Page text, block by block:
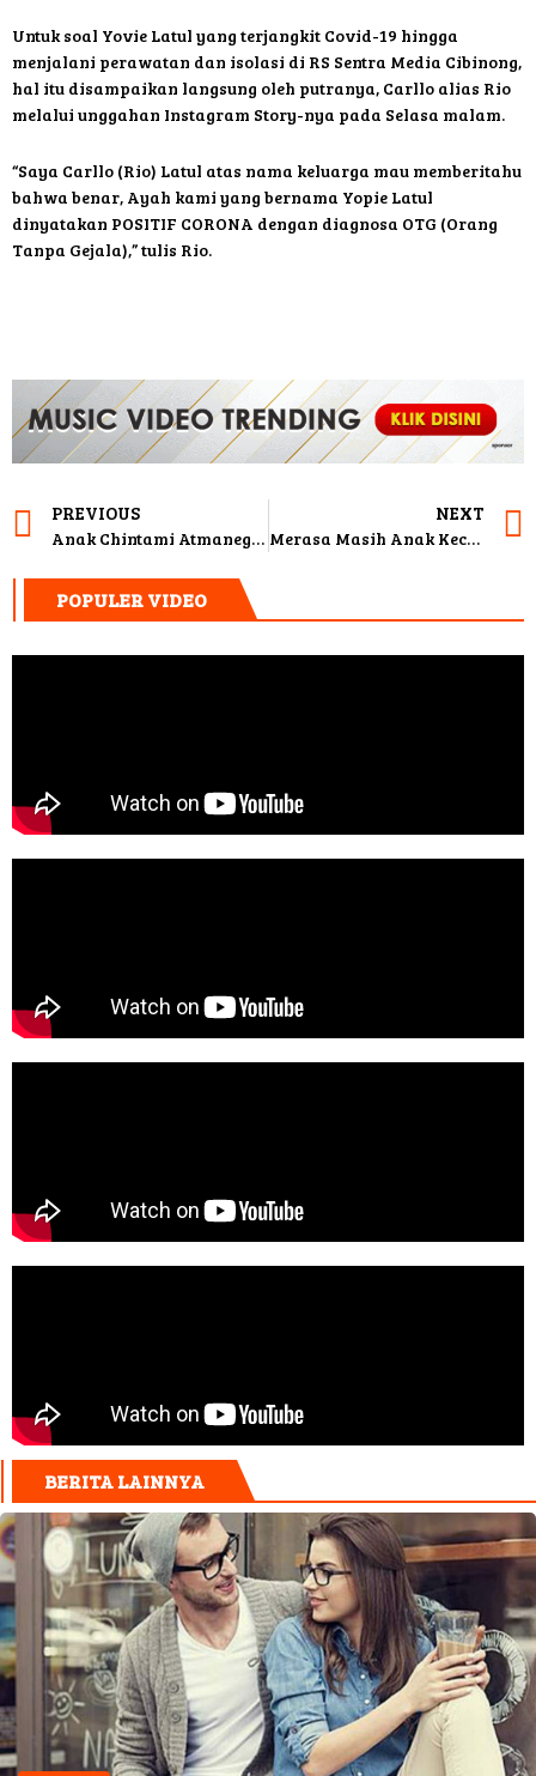
Untuk soal Yovie Latul yang terjangkit Covid-19 hingga
menjalani perawatan dan isolasi di RS Sentra Media Cibinong,
hal itu disampaikan langsung oleh putranya, Carllo alias Rio
melalui unggahan Instagram Story-nya pada Selasa malam.
“Saya Carllo (Rio) Latul atas nama keluarga mau memberitahu
bahwa benar, Ayah kami yang bernama Yopie Latul
dinyatakan POSITIF CORONA dengan diagnosa OTG (Orang
Tanpa Gejala),” tulis Rio.
PREVIOUS
Anak Chintami Atmanegara Dilapor Atas Dugaan Penganiayaan
NEXT
Merasa Masih Anak Kecil di Dunia Politik, Olla Ramlan Urung Ikut Pilkada 2020
POPULER VIDEO
BERITA LAINNYA